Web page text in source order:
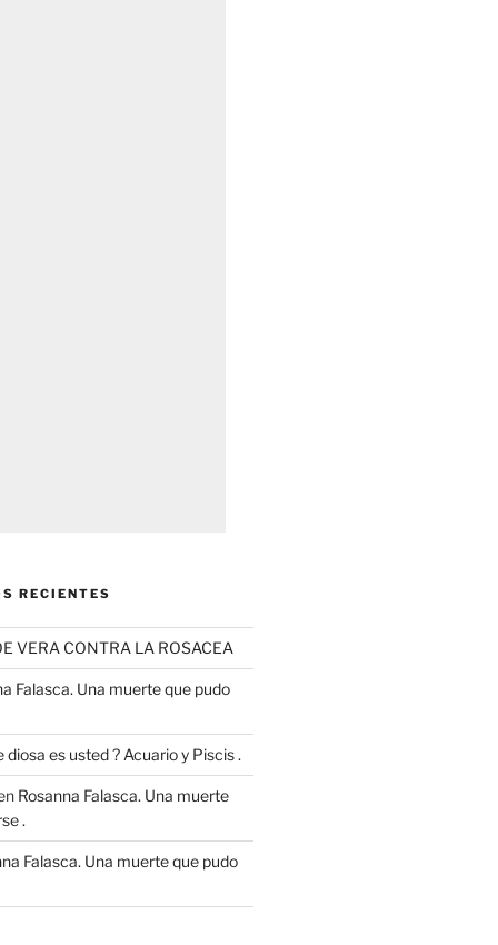
RECIENTES
VERA CONTRA LA ROSACEA
Falasca. Una muerte que pudo
diosa es usted ? Acuario y Piscis .
Rosanna Falasca. Una muerte
.
Falasca. Una muerte que pudo